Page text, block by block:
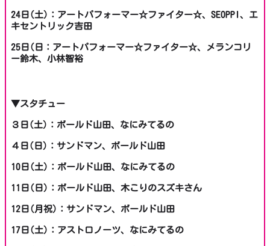
24日(土)：アートパフォーマー☆ファイター☆、SEOPPI、エ
キセントリック吉田
25日(日：アートパフォーマー☆ファイター☆、メランコリ
ー鈴木、小林智裕
▼スタチュー
３日(土)：ボールド山田、なにみてるの
４日(日)：サンドマン、ボールド山田
10日(土)：ボールド山田、なにみてるの
11日(日)：ボールド山田、木こりのスズキさん
12日(月祝)：サンドマン、ボールド山田
17日(土)：アストロノーツ、なにみてるの